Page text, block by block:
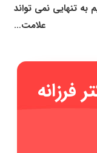
به تنهایی نمی تواند
علامت…
|
انواع
خانواده فرد